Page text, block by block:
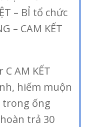
– BỈ tổ chức
– CAM KẾT
AM KẾT
hiếm muộn
ống
trả 30